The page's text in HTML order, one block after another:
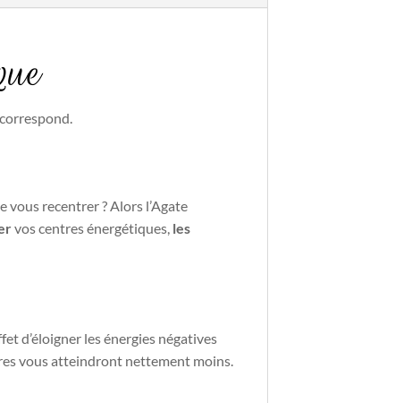
vous recentrer ? Alors l’Agate
vos centres énergétiques, les
d’éloigner les énergies négatives
vous atteindront nettement moins.